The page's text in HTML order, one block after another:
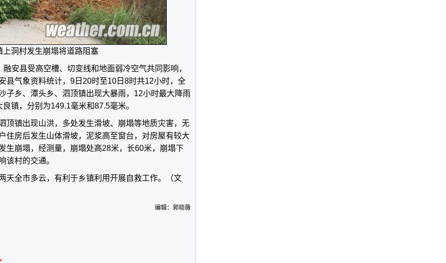
上洞村发生崩塌将道路阻塞
安县受高空槽、切变线和地面弱冷空气共同影响，
县气象资料统计，9日20时至10日8时共12小时，全
子乡、潭头乡、泗顶镇出现大暴雨，12小时最大降雨
镇，分别为149.1毫米和87.5毫米。
顶镇出现山洪，多处发生滑坡、崩塌等地质灾害，无
住房后发生山体滑坡，泥浆高至窗台，对房屋有较大
生崩塌，经测量，崩塌处高28米，长60米，崩塌下
该村的交通。
天全市多云，有利于乡镇利用开展自救工作。（文
编辑：郭晓薇